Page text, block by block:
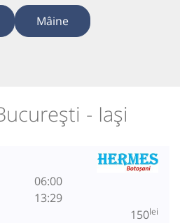
Mâine
- Iași
06:00
13:29
150lei